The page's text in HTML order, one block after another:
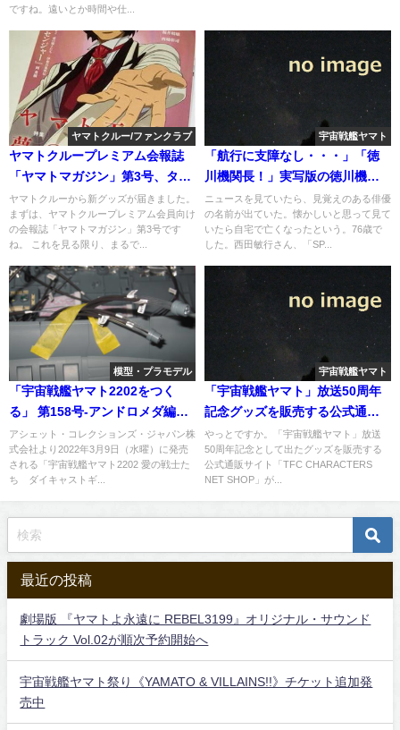
ですね。遠いとか時間や仕...
ヤマトクルー/ファンクラブ
ヤマトクループレミアム会報誌
「ヤマトマガジン」第3号、タン
ブラーセット着弾！
ヤマトクルーから新グッズが届きました。
まずは、ヤマトクループレミアム会員向け
の会報誌「ヤマトマガジン」第3号です
ね。 これを見る限り、まるで...
宇宙戦艦ヤマト
「航行に支障なし・・・」「徳
川機関長！」実写版の徳川機関
長役を務めた俳優、西田敏行さ
ん死去
ニュースを見ていたら、見覚えのある俳優
の名前が出ていた。懐かしいと思って見て
いたら自宅で亡くなったという。76歳で
した。西田敏行さん、「SP...
模型・プラモデル
「宇宙戦艦ヤマト2202をつく
る」 第158号-アンドロメダ編
（後編）
アシェット・コレクションズ・ジャパン株
式会社より2022年3月9日（水曜）に発売
される「宇宙戦艦ヤマト2202 愛の戦士た
ち ダイキャストギ...
宇宙戦艦ヤマト
「宇宙戦艦ヤマト」放送50周年
記念グッズを販売する公式通販
サイト「TFC CHARACTERS
NET SHOP」がオープン
やっとですか。「宇宙戦艦ヤマト」放送
50周年記念として出たグッズを販売する
公式通販サイト「TFC CHARACTERS
NET SHOP」が...
最近の投稿
劇場版 『ヤマトよ永遠に REBEL3199』オリジナル・サウンド
トラック Vol.02が順次予約開始へ
宇宙戦艦ヤマト祭り《YAMATO & VILLAINS!!》チケット追加発
売中